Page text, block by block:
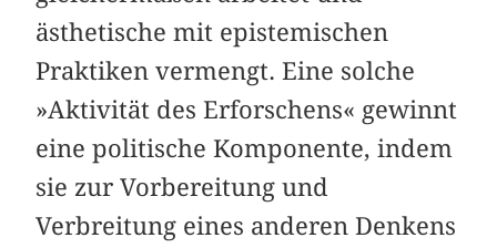
ästhetische mit epistemischen
Praktiken vermengt. Eine solche
»Aktivität des Erforschens« gewinnt
eine politische Komponente, indem
sie zur Vorbereitung und
Verbreitung eines anderen Denkens